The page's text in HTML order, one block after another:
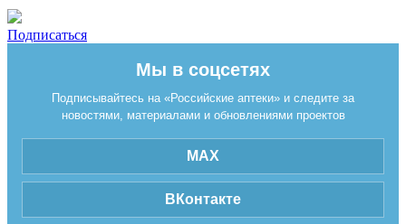
Подписаться
Мы в соцсетях
Подписывайтесь на «Российские аптеки» и следите за
новостями, материалами и обновлениями проектов
MAX
ВКонтакте